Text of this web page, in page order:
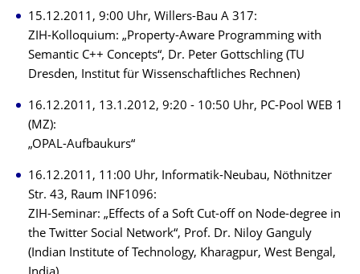
15.12.2011, 9:00 Uhr, Willers-Bau A 317:
ZIH-Kolloquium: „Property-Aware Programming with
Semantic C++ Concepts“, Dr. Peter Gottschling (TU
Dresden, Institut für Wissenschaftliches Rechnen)
16.12.2011, 13.1.2012, 9:20 - 10:50 Uhr, PC-Pool WEB 1
(MZ):
„OPAL-Aufbaukurs“
16.12.2011, 11:00 Uhr, Informatik-Neubau, Nöthnitzer
Str. 43, Raum INF1096:
ZIH-Seminar: „Effects of a Soft Cut-off on Node-degree in
the Twitter Social Network“, Prof. Dr. Niloy Ganguly
(Indian Institute of Technology, Kharagpur, West Bengal,